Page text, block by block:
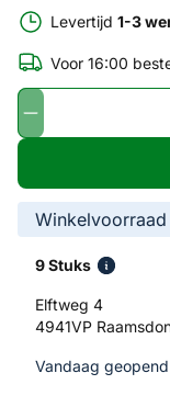
Levertijd 1-3
Voor 16:00
Winkelvoorraad
9 Stuks
Elftweg 4
4941VP
Vandaag